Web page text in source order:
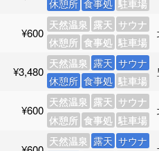
休憩所 食事処 駐車場
¥600
天然温泉 露天 サウナ
休憩所 食事処 駐車場
¥3,480
天然温泉 露天 サウナ
休憩所 食事処 駐車場
¥600
天然温泉 露天 サウナ
休憩所 食事処 駐車場
天然温泉 露天 サウナ